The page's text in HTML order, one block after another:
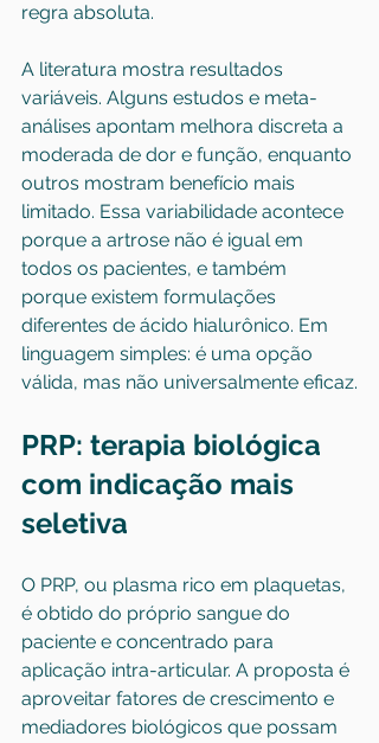
regra absoluta.
A literatura mostra resultados
variáveis. Alguns estudos e meta-
análises apontam melhora discreta a
moderada de dor e função, enquanto
outros mostram benefício mais
limitado. Essa variabilidade acontece
porque a artrose não é igual em
todos os pacientes, e também
porque existem formulações
diferentes de ácido hialurônico. Em
linguagem simples: é uma opção
válida, mas não universalmente eficaz.
PRP: terapia biológica
com indicação mais
seletiva
O PRP, ou plasma rico em plaquetas,
é obtido do próprio sangue do
paciente e concentrado para
aplicação intra-articular. A proposta é
aproveitar fatores de crescimento e
mediadores biológicos que possam